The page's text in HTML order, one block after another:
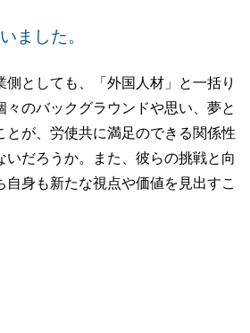
ました。
としても、「外国人材」と一括り
々のバックグラウンドや思い、夢と
とが、労使共に満足のできる関係性
いだろうか。また、彼らの挑戦と向
自身も新たな視点や価値を見出すこ